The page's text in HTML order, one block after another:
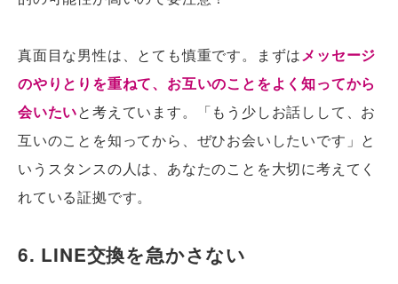
真面目な男性は、とても慎重です。まずはメッセージ
のやりとりを重ねて、お互いのことをよく知ってから
会いたいと考えています。「もう少しお話しして、お
互いのことを知ってから、ぜひお会いしたいです」と
いうスタンスの人は、あなたのことを大切に考えてく
れている証拠です。
6. LINE交換を急かさない